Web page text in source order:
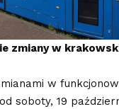
zmiany w
w
soboty, 19